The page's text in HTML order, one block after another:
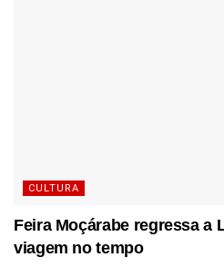
CULTURA
Feira Moçárabe regressa a
viagem no tempo